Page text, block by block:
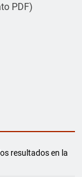
PDF)
resultados en la